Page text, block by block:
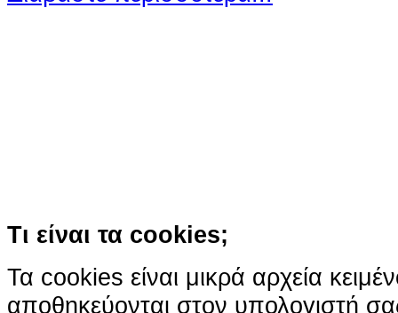
Τι είναι τα cookies;
Τα cookies είναι μικρά αρχεία
αποθηκεύονται στον υπολογιστή